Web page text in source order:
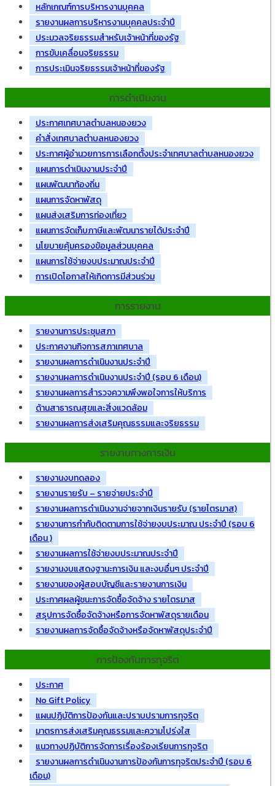
หลักเกณฑ์การบริหารงานบุคคล
รายงานผลการบริหารงานบุคคลประจำปี
ประมวลจริยธรรมสำหรับเจ้าหน้าที่ของรัฐ
การขับเคลื่อนจริยธรรม
การประเมินจริยธรรมเจ้าหน้าที่ของรัฐ
การดำเนินงาน
ประกาศเทศบาลตำบลหนองยวง
คำสั่งเทศบาลตำบลหนองยวง
ประกาศผู้อำนวยการการเลือกตั้งประจำเทศบาลตำบลหนองยวง
แผนการดำเนินงานประจำปี
แผนพัฒนาท้องถิ่น
แผนการจัดหาพัสดุ
แผนส่งเสริมการท่องเที่ยว
แผนการจัดเก็บภาษีและพัฒนารายได้ประจำปี
นโยบายคุ้มครองข้อมูลส่วนบุคคล
แผนการใช้จ่ายงบประมาณประจำปี
การเปิดโอกาสให้เกิดการมีส่วนร่วม
การรายงาน
รายงานการประชุมสภา
ประกาศงานกิจการสภาเทศบาล
รายงานผลการดำเนินงานประจำปี
รายงานผลการดำเนินงานประจำปี (รอบ 6 เดือน)
รายงานผลการสำรวจความพึงพอใจการให้บริการ
ด้านสาธารณสุขและสิ่งแวดล้อม
รายงานผลการส่งเสริมคุณธรรมและจริยธรรม
รายงานทางการเงิน
รายงานงบทดลอง
รายงานรายรับ – รายจ่ายประจำปี
รายงานผลการดำเนินงานจ่ายจากเงินรายรับ (รายไตรมาส)
รายงานการกำกับติดตามการใช้จ่ายงบประมาณ ประจำปี (รอบ 6
เดือน )
รายงานผลการใช้จ่ายงบประมาณประจำปี
รายงานงบแสดงฐานะการเงิน และงบอื่นๆ ประจำปี
รายงานของผู้สอบบัญชีและรายงานการเงิน
ประกาศผลผู้ชนะการจัดซื้อจัดจ้าง รายไตรมาส
สรุปการจัดซื้อจัดจ้างหรือการจัดหาพัสดุรายเดือน
รายงานผลการจัดซื้อจัดจ้างหรือจัดหาพัสดุประจำปี
การป้องกันการทุจริต
ประกาศ
No Gift Policy
แผนปฏิบัติการป้องกันและปราบปรามการทุจริต
มาตรการส่งเสริมคุณธรรมและความโปร่งใส
แนวทางปฏิบัติการจัดการเรื่องร้องเรียนการทุจริต
รายงานผลการดำเนินงานการป้องกันการทุจริตประจำปี (รอบ 6
เดือน)